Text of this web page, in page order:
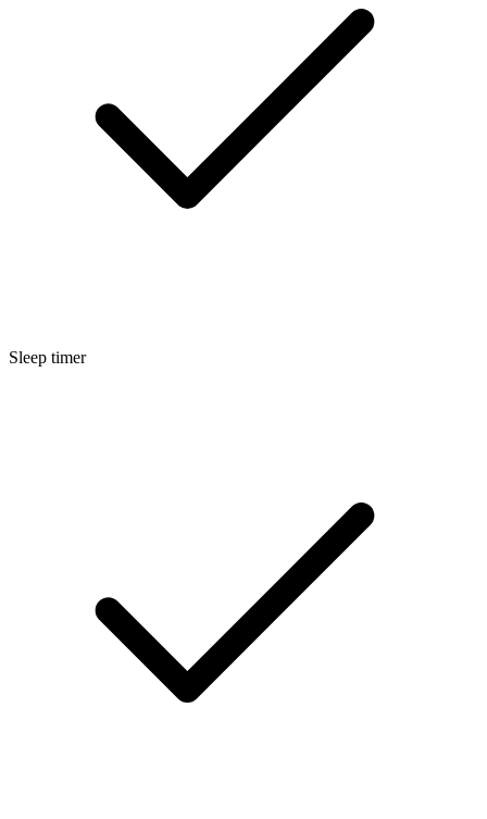
Sleep timer